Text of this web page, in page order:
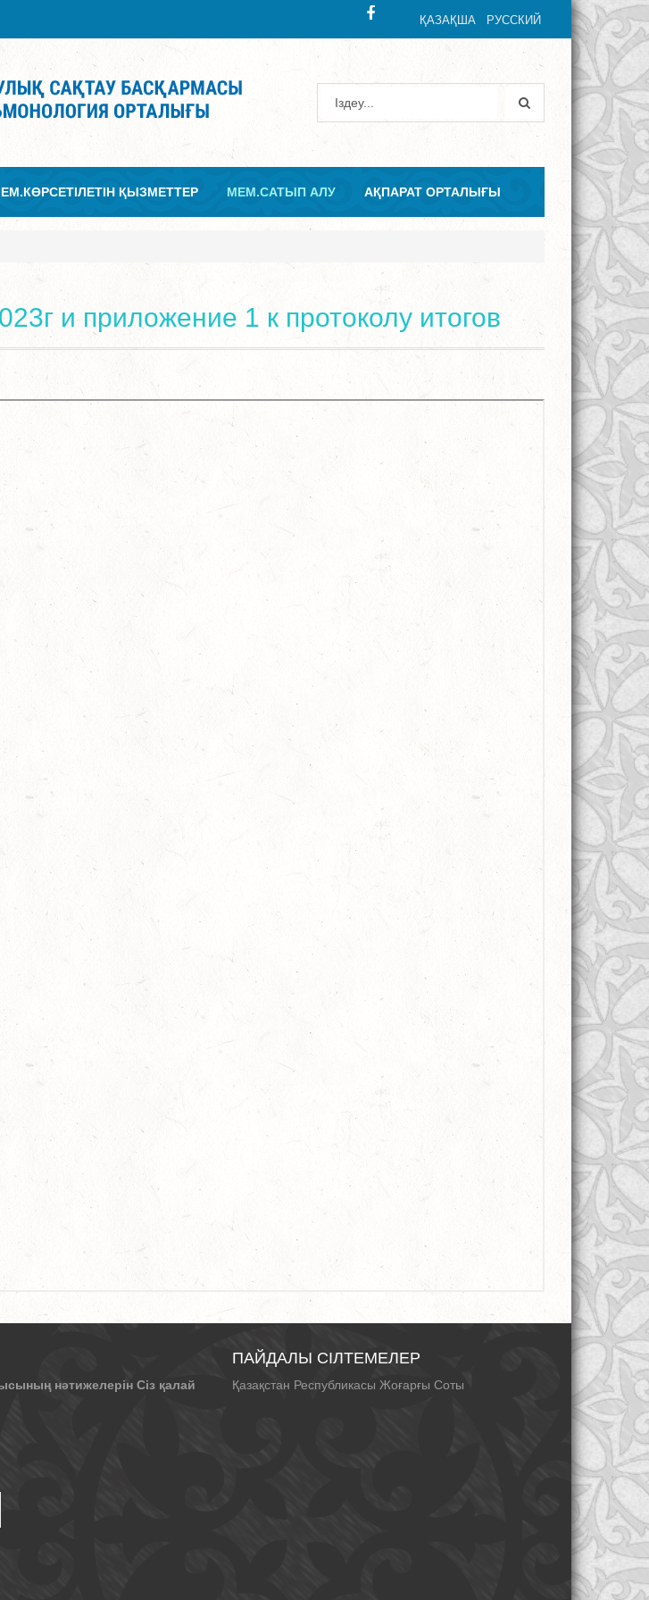
ҚАЗАҚША РУССКИЙ
ҚЫЗМЕТТЕР МЕМ.САТЫП АЛУ АҚПАРАТ ОРТАЛЫҒЫ
и приложение 1 к протоколу итогов
нәтижелерін Сіз қалай
ПАЙДАЛЫ СІЛТЕМЕЛЕР
Қазақстан Республикасы Жоғарғы Соты